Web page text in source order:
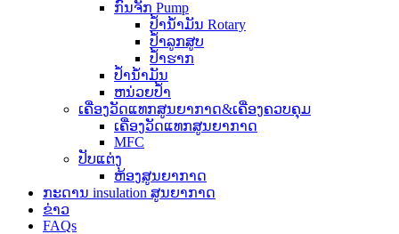
ກົນຈັກ Pump
ປ້ຳນ້ຳມັນ Rotary
ປ້ຳລູກສູບ
ປ້ຳຮາກ
ປໍ້ານໍ້າມັນ
ຫນ່ວຍປ້ຳ
ເຄື່ອງວັດແທກສູນຍາກາດ&ເຄື່ອງຄວບຄຸມ
ເຄື່ອງວັດແທກສູນຍາກາດ
MFC
ປັບແຕ່ງ
ຫ້ອງສູນຍາກາດ
ກະ​ດານ insulation ສູນຍາກາດ
ຂ່າວ
FAQs